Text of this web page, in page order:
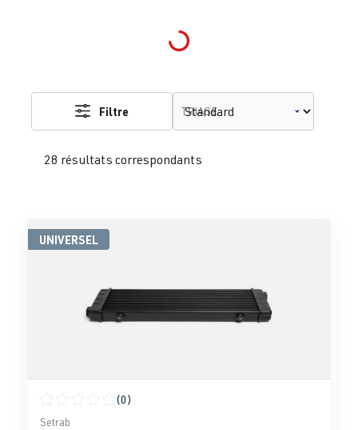
Loading...
28 résultats correspondants
Filtre TRIAGE
UNIVERSEL
Note moyenne de 0 sur 5 étoiles
(0)
Setrab